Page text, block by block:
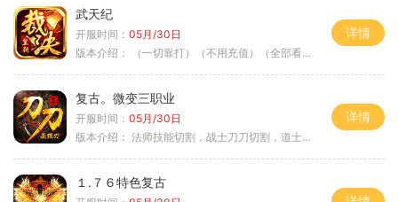
武天纪
开服时间： 05月/30日
版本介绍：
（一切靠打）（不用充值）（全部看脸）
详情
复古。微变三职业
开服时间： 05月/30日
版本介绍： 法师技能切割，战士刀刀切割，道士宠物秒怪
详情
１.７６特色复古